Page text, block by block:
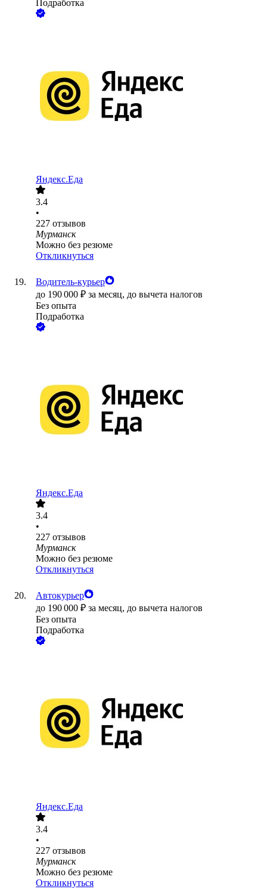
Подработка
Яндекс.Еда
3.4
•
227 отзывов
Мурманск
Можно без резюме
Откликнуться
Водитель-курьер
до 190 000 ₽ за месяц, до вычета налогов
Без опыта
Подработка
Яндекс.Еда
3.4
•
227 отзывов
Мурманск
Можно без резюме
Откликнуться
Автокурьер
до 190 000 ₽ за месяц, до вычета налогов
Без опыта
Подработка
Яндекс.Еда
3.4
•
227 отзывов
Мурманск
Можно без резюме
Откликнуться